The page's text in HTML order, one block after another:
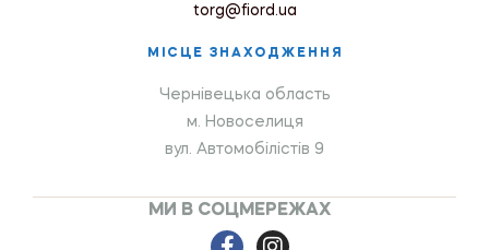
torg@fiord.ua
МІСЦЕ ЗНАХОДЖЕННЯ
Чернівецька область
м. Новоселиця
вул. Автомобілістів 9
МИ В СОЦМЕРЕЖАХ